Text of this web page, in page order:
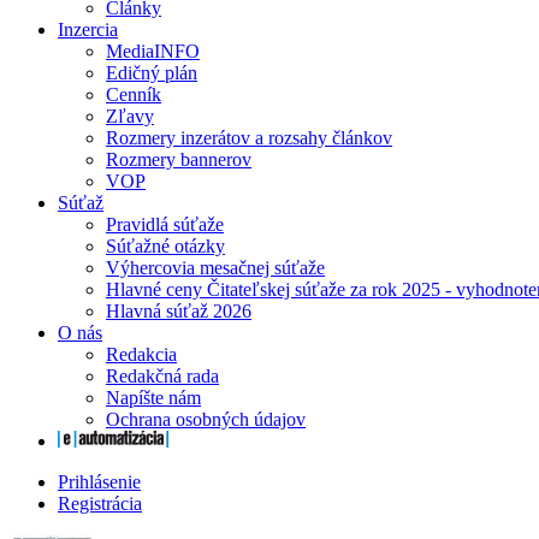
Články
Inzercia
MediaINFO
Edičný plán
Cenník
Zľavy
Rozmery inzerátov a rozsahy článkov
Rozmery bannerov
VOP
Súťaž
Pravidlá súťaže
Súťažné otázky
Výhercovia mesačnej súťaže
Hlavné ceny Čitateľskej súťaže za rok 2025 -
Hlavná súťaž 2026
O nás
Redakcia
Redakčná rada
Napíšte nám
Ochrana osobných údajov
Prihlásenie
Registrácia